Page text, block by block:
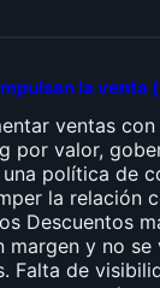
la venta
ventas
por valor,
política de
la relación
Descuentos
margen y no se
Falta de